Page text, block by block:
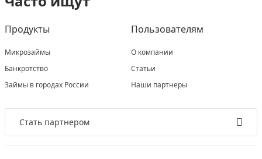
Продукты
Микрозаймы
Банкротство
Займы в городах России
Пользователям
О компании
Статьи
Наши партнеры
Стать партнером